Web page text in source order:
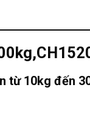
từ 10kg đến